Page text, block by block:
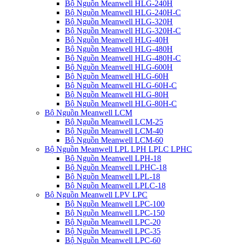
Bộ Nguồn Meanwell HLG-240H
Bộ Nguồn Meanwell HLG-240H-C
Bộ Nguồn Meanwell HLG-320H
Bộ Nguồn Meanwell HLG-320H-C
Bộ Nguồn Meanwell HLG-40H
Bộ Nguồn Meanwell HLG-480H
Bộ Nguồn Meanwell HLG-480H-C
Bộ Nguồn Meanwell HLG-600H
Bộ Nguồn Meanwell HLG-60H
Bộ Nguồn Meanwell HLG-60H-C
Bộ Nguồn Meanwell HLG-80H
Bộ Nguồn Meanwell HLG-80H-C
Bộ Nguồn Meanwell LCM
Bộ Nguồn Meanwell LCM-25
Bộ Nguồn Meanwell LCM-40
Bộ Nguồn Meanwell LCM-60
Bộ Nguồn Meanwell LPL LPH LPLC LPHC
Bộ Nguồn Meanwell LPH-18
Bộ Nguồn Meanwell LPHC-18
Bộ Nguồn Meanwell LPL-18
Bộ Nguồn Meanwell LPLC-18
Bộ Nguồn Meanwell LPV LPC
Bộ Nguồn Meanwell LPC-100
Bộ Nguồn Meanwell LPC-150
Bộ Nguồn Meanwell LPC-20
Bộ Nguồn Meanwell LPC-35
Bộ Nguồn Meanwell LPC-60